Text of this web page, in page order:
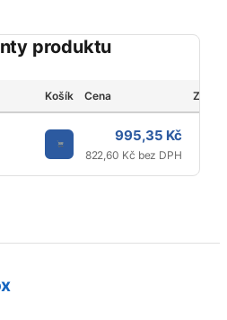
produktu
Košík Cena
995,35 Kč
822,60 Kč bez DPH